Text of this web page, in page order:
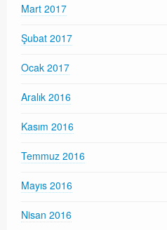
Mart 2017
Şubat 2017
Ocak 2017
Aralık 2016
Kasım 2016
Temmuz 2016
Mayıs 2016
Nisan 2016